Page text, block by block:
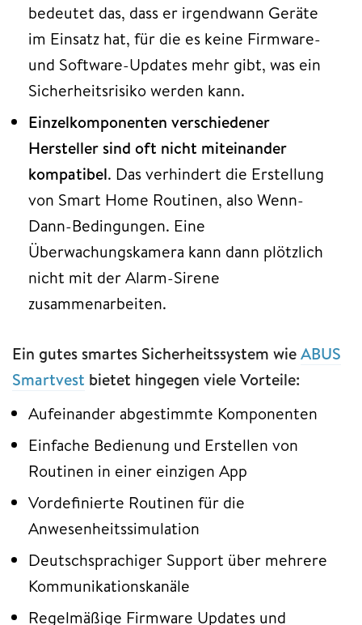
bedeutet das, dass er irgendwann Geräte
im Einsatz hat, für die es keine Firmware-
und Software-Updates mehr gibt, was ein
Sicherheitsrisiko werden kann.
Einzelkomponenten verschiedener
Hersteller sind oft nicht miteinander
kompatibel. Das verhindert die Erstellung
von Smart Home Routinen, also Wenn-
Dann-Bedingungen. Eine
Überwachungskamera kann dann plötzlich
nicht mit der Alarm-Sirene
zusammenarbeiten.
Ein gutes smartes Sicherheitssystem wieABUS
Smartvest bietet hingegen viele Vorteile:
Aufeinander abgestimmte Komponenten
Einfache Bedienung und Erstellen von
Routinen in einer einzigen App
Vordefinierte Routinen für die
Anwesenheitssimulation
Deutschsprachiger Support über mehrere
Kommunikationskanäle
Regelmäßige Firmware Updates und